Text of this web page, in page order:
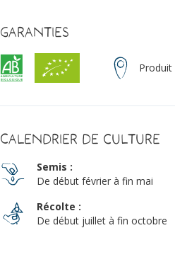
Garanties
Produit
Calendrier de culture
Semis :
De début février à fin mai
Récolte :
De début juillet à fin octobre